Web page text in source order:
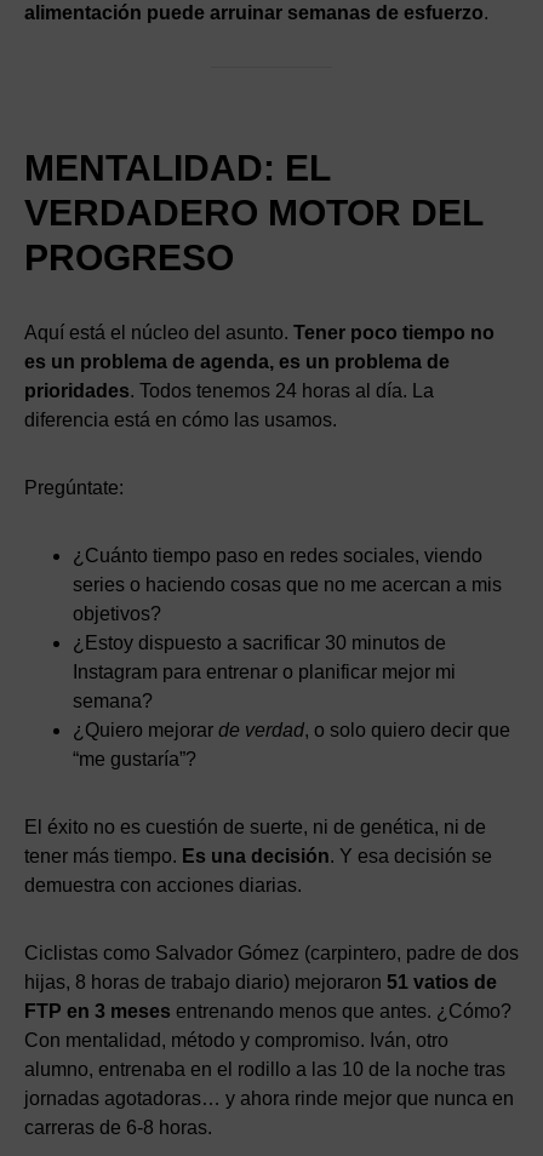
alimentación puede arruinar semanas de esfuerzo.
MENTALIDAD: EL
VERDADERO MOTOR DEL
PROGRESO
Aquí está el núcleo del asunto. Tener poco tiempo no
es un problema de agenda, es un problema de
prioridades. Todos tenemos 24 horas al día. La
diferencia está en cómo las usamos.
Pregúntate:
¿Cuánto tiempo paso en redes sociales, viendo
series o haciendo cosas que no me acercan a mis
objetivos?
¿Estoy dispuesto a sacrificar 30 minutos de
Instagram para entrenar o planificar mejor mi
semana?
¿Quiero mejorar de verdad, o solo quiero decir que
“me gustaría”?
El éxito no es cuestión de suerte, ni de genética, ni de
tener más tiempo. Es una decisión. Y esa decisión se
demuestra con acciones diarias.
Ciclistas como Salvador Gómez (carpintero, padre de dos
hijas, 8 horas de trabajo diario) mejoraron 51 vatios de
FTP en 3 meses entrenando menos que antes. ¿Cómo?
Con mentalidad, método y compromiso. Iván, otro
alumno, entrenaba en el rodillo a las 10 de la noche tras
jornadas agotadoras… y ahora rinde mejor que nunca en
carreras de 6-8 horas.